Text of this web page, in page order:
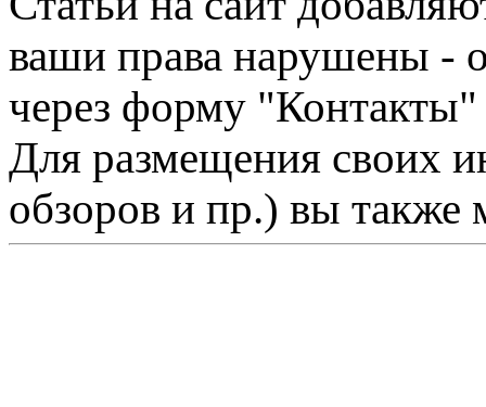
ваши права нарушены -
через форму "Контакты"
Для размещения своих
обзоров и пр.) вы также